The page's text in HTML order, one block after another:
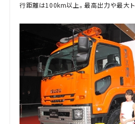
行距離は100km以上。最高出力や最大